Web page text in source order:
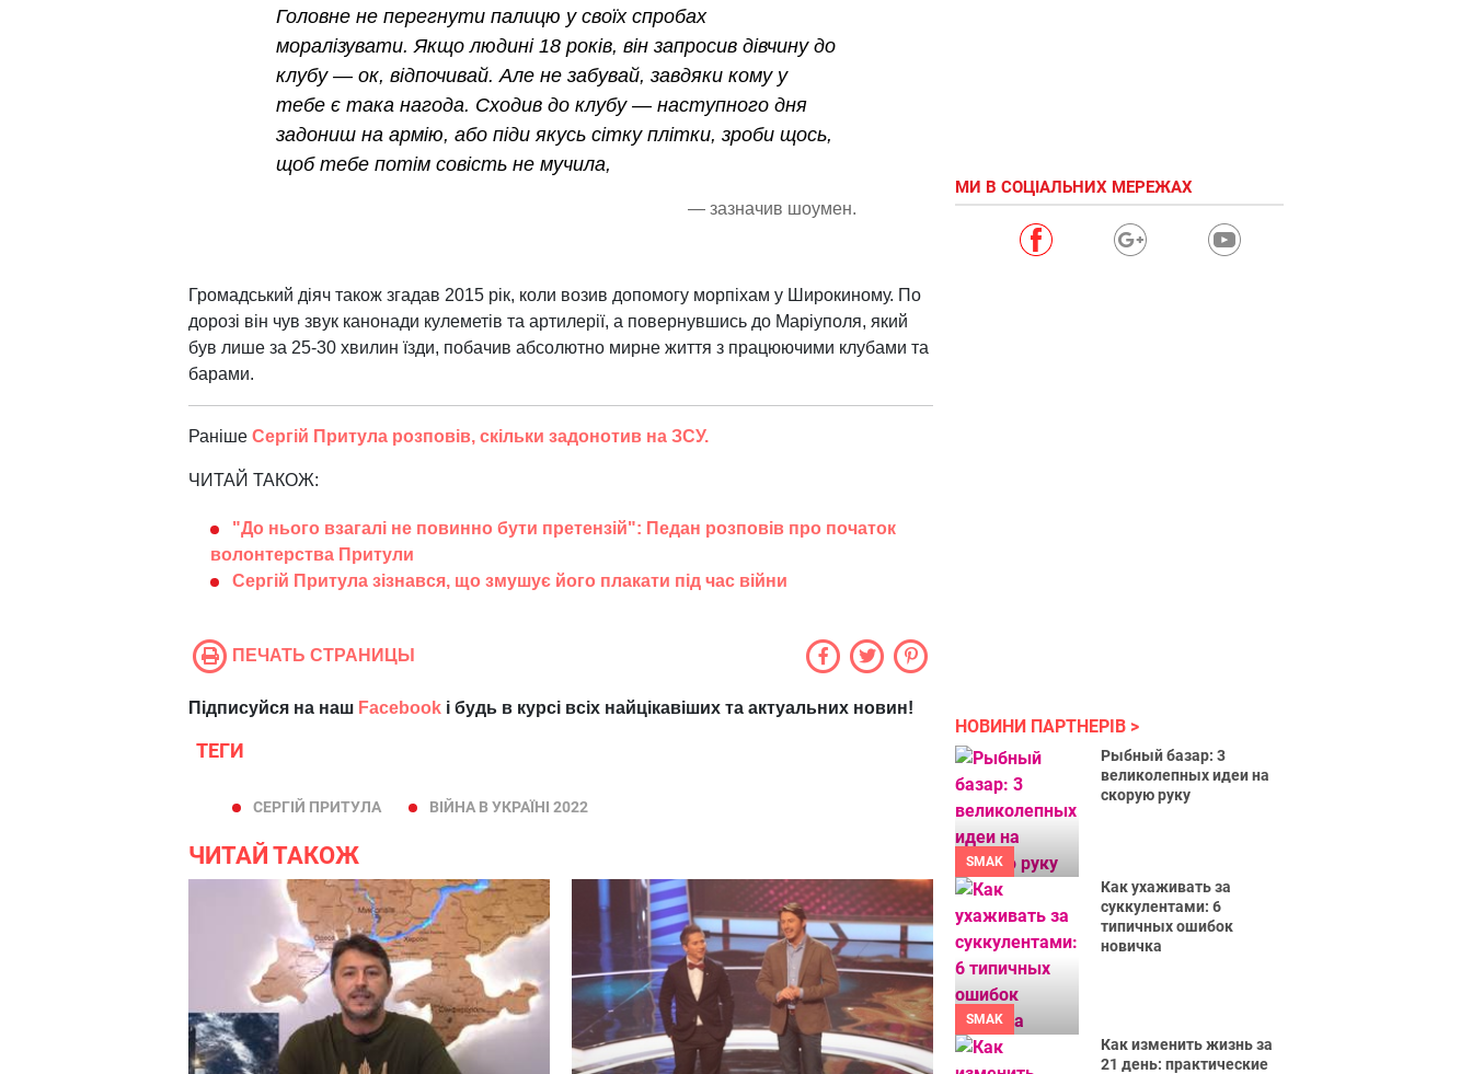
Головне не перегнути палицю у своїх спробах
моралізувати. Якщо людині 18 років, він запросив дівчину до
клубу — ок, відпочивай. Але не забувай, завдяки кому у
тебе є така нагода. Сходив до клубу — наступного дня
задониш на армію, або піди якусь сітку плітки, зроби щось,
щоб тебе потім совість не мучила,
— зазначив шоумен.
Громадський діяч також згадав 2015 рік, коли возив допомогу морпіхам у Широкиному. По
дорозі він чув звук канонади кулеметів та артилерії, а повернувшись до Маріуполя, який
був лише за 25-30 хвилин їзди, побачив абсолютно мирне життя з працюючими клубами та
барами.
Раніше Сергій Притула розповів, скільки задонотив на ЗСУ.
ЧИТАЙ ТАКОЖ:
"До нього взагалі не повинно бути претензій": Педан розповів про початок
волонтерства Притули
Сергій Притула зізнався, що змушує його плакати під час війни
ПЕЧАТЬ СТРАНИЦЫ
Підписуйся на наш Facebook і будь в курсі всіх найцікавіших та актуальних новин!
ТЕГИ
СЕРГІЙ ПРИТУЛА ВІЙНА В УКРАЇНІ 2022
ЧИТАЙ ТАКОЖ
МИ В СОЦІАЛЬНИХ МЕРЕЖАХ
НОВИНИ ПАРТНЕРІВ
SMAK
Рыбный базар: 3
великолепных идеи на
скорую руку
SMAK
Как ухаживать за
суккулентами: 6
типичных ошибок
новичка
Как изменить жизнь за
21 день: практические